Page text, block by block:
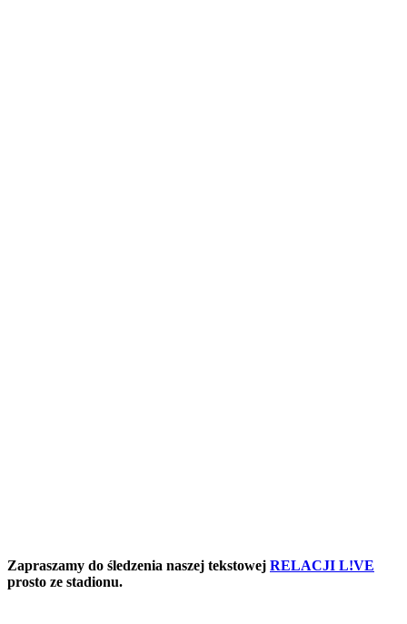
Zapraszamy do śledzenia naszej tekstowej RELACJI L!VE
prosto ze stadionu.